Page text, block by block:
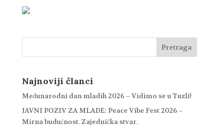
Najnoviji članci
Međunarodni dan mladih 2026 – Vidimo se u Tuzli!
JAVNI POZIV ZA MLADE: Peace Vibe Fest 2026 –
Mirna budućnost. Zajednička stvar.